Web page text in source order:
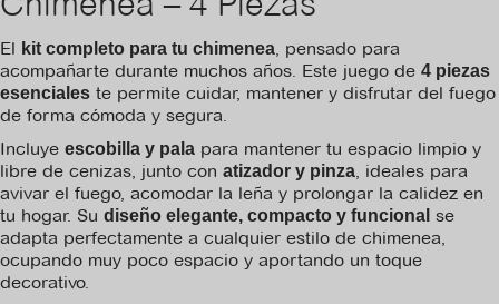
El kit completo para tu chimenea, pensado para
acompañarte durante muchos años. Este juego de 4 piezas
esenciales te permite cuidar, mantener y disfrutar del fuego
de forma cómoda y segura.
Incluye escobilla y pala para mantener tu espacio limpio y
libre de cenizas, junto con atizador y pinza, ideales para
avivar el fuego, acomodar la leña y prolongar la calidez en
tu hogar. Su diseño elegante, compacto y funcional se
adapta perfectamente a cualquier estilo de chimenea,
ocupando muy poco espacio y aportando un toque
decorativo.